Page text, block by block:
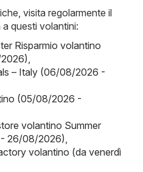
visita regolarmente il
questi volantini:
Risparmio volantino
– Italy (06/08/2026 -
(05/08/2026 -
volantino Summer
26/08/2026)
volantino (da venerdì